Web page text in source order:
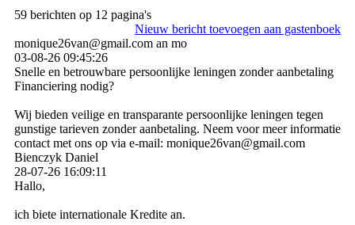
59 berichten op 12 pagina's
Nieuw bericht toevoegen aan gastenboek
monique26van@gmail.com an mo
03-08-26 09:45:26
Snelle en betrouwbare persoonlijke leningen zonder aanbetaling
Financiering nodig?
Wij bieden veilige en transparante persoonlijke leningen tegen
gunstige tarieven zonder aanbetaling. Neem voor meer informatie
contact met ons op via e-mail: monique26van@gmail.com
Bienczyk Daniel
28-07-26 16:09:11
Hallo,
ich biete internationale Kredite an.